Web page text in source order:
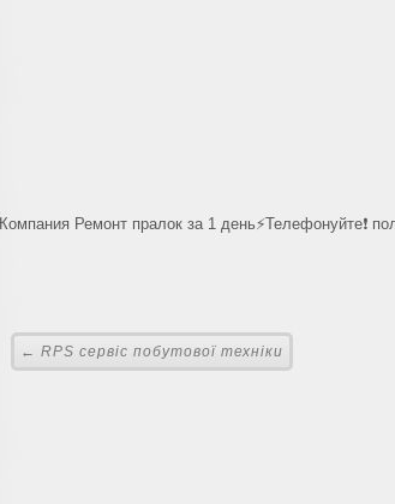
Компания Ремонт пралок за 1 день⚡Телефонуйте❗
← RPS сервіс побутової техніки